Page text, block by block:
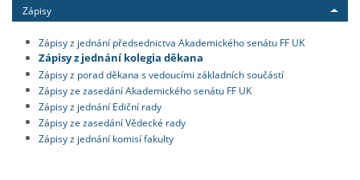
Zápisy
Zápisy z jednání předsednictva Akademického senátu FF UK
Zápisy z jednání kolegia děkana
Zápisy z porad děkana s vedoucími základních součástí
Zápisy ze zasedání Akademického senátu FF UK
Zápisy z jednání Ediční rady
Zápisy ze zasedání Vědecké rady
Zápisy z jednání komisí fakulty